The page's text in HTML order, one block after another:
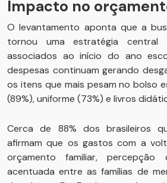
Impacto no
O levantamento aponta que a
tornou uma estratégia central
associados ao início do ano
despesas continuam gerando
os itens que mais pesam no bolso
(89%), uniforme (73%) e livros
Cerca de 88% dos brasileiros
afirmam que os gastos com a
orçamento familiar,
acentuada entre as famílias de